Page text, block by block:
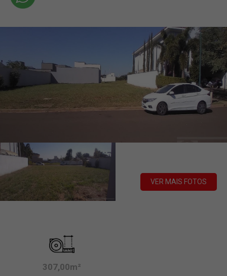
VER MAIS FOTOS
307,00m²